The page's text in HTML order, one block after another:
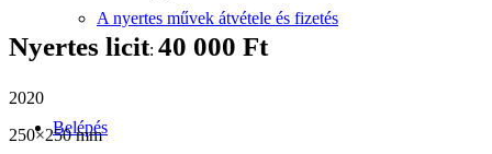
A nyertes művek átvétele és fizetés
Belépés
Nyertes licit: 40 000 Ft
2020
250×250 mm